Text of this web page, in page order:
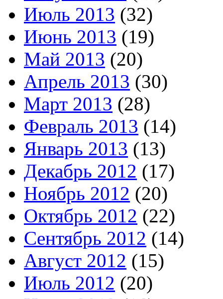
Июль 2013 (32)
Июнь 2013 (19)
Май 2013 (20)
Апрель 2013 (30)
Март 2013 (28)
Февраль 2013 (14)
Январь 2013 (13)
Декабрь 2012 (17)
Ноябрь 2012 (20)
Октябрь 2012 (22)
Сентябрь 2012 (14)
Август 2012 (15)
Июль 2012 (20)